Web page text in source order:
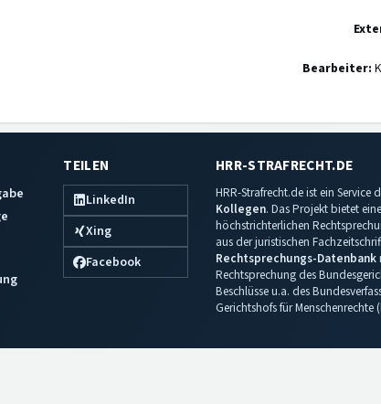
Bearbeiter:
TEILEN
LinkedIn
Xing
Facebook
HRR-STRAFRECHT.DE
HRR-Strafrecht.de ist ein
Kollegen. Das Projekt bietet
höchstrichterlichen
aus der juristischen
Rechtsprechungs-Datenbank
Rechtsprechung des
Beschlüsse u.a. des
Gerichtshofs für Menschenrechte